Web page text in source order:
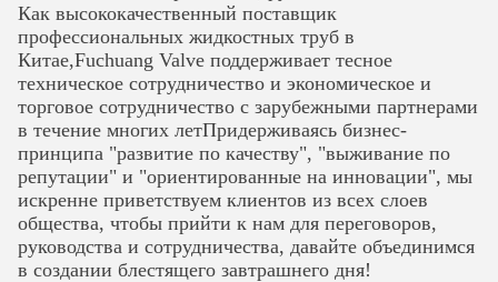
Как высококачественный поставщик
профессиональных жидкостных труб в
Китае,Fuchuang Valve поддерживает тесное
техническое сотрудничество и экономическое и
торговое сотрудничество с зарубежными партнерами
в течение многих летПридерживаясь бизнес-
принципа "развитие по качеству", "выживание по
репутации" и "ориентированные на инновации", мы
искренне приветствуем клиентов из всех слоев
общества, чтобы прийти к нам для переговоров,
руководства и сотрудничества, давайте объединимся
в создании блестящего завтрашнего дня!